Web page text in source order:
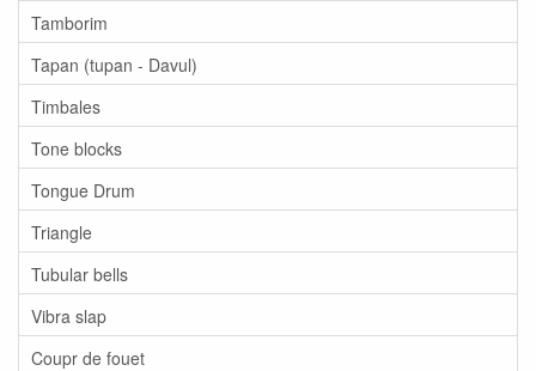
Tamborim
Tapan (tupan - Davul)
Timbales
Tone blocks
Tongue Drum
Triangle
Tubular bells
Vibra slap
Coupr de fouet